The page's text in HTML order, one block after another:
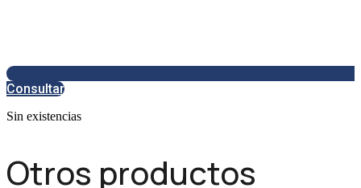
Consultar
Sin existencias
Otros productos